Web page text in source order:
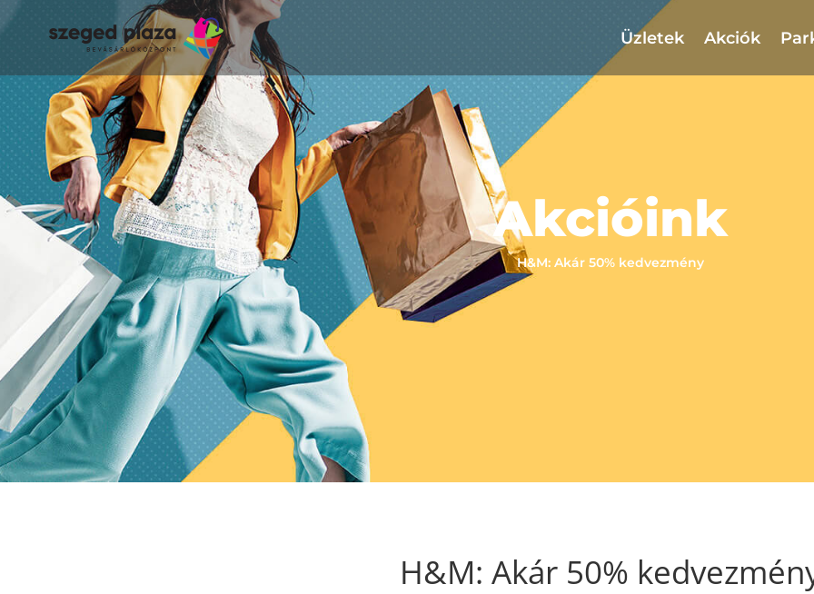
Üzletek Akciók
Akcióink
H&M: Akár 50% kedvezmény
H&M: Akár 50%